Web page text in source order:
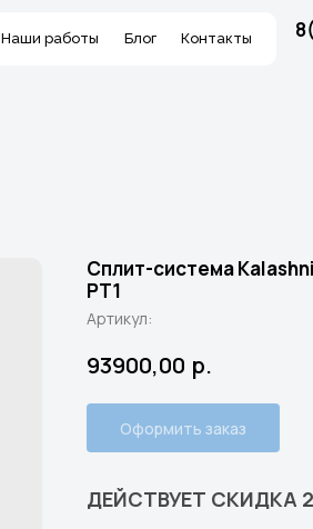
Наши работы Блог Контакты
Сплит-система
PT1
Артикул:
93900,00 р.
Оформить заказ
ДЕЙСТВУЕТ СКИДКА